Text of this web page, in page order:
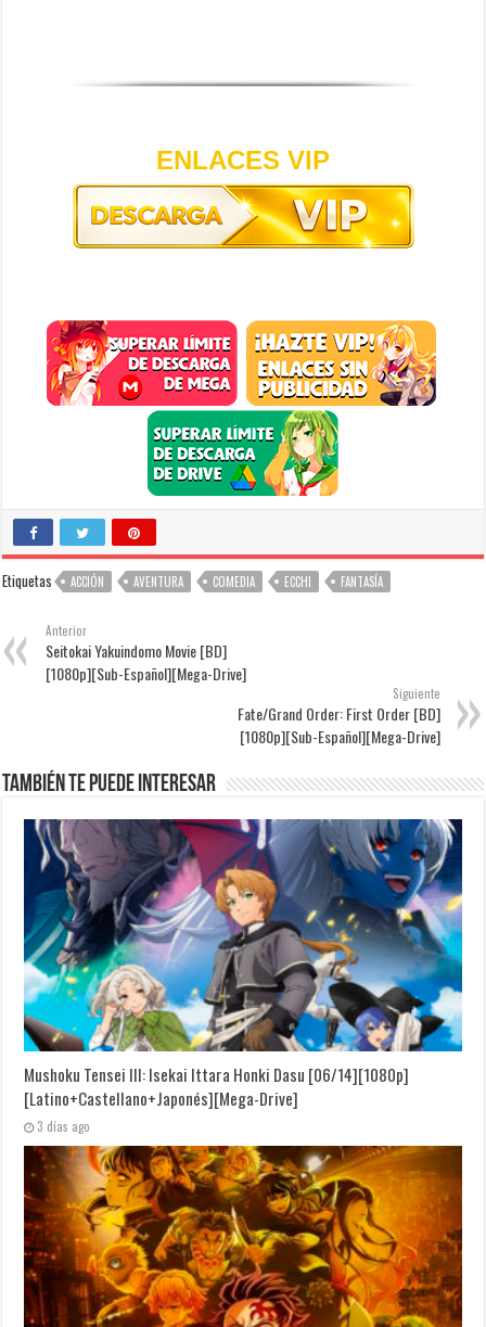
ENLACES VIP
Etiquetas ACCIÓN AVENTURA COMEDIA ECCHI FANTASÍA
Anterior
Seitokai Yakuindomo Movie [BD]
[1080p][Sub-Español][Mega-Drive]
Siguiente
Fate/Grand Order: First Order [BD]
[1080p][Sub-Español][Mega-Drive]
También te puede interesar
Mushoku Tensei III: Isekai Ittara Honki Dasu [06/14][1080p]
[Latino+Castellano+Japonés][Mega-Drive]
3 días ago